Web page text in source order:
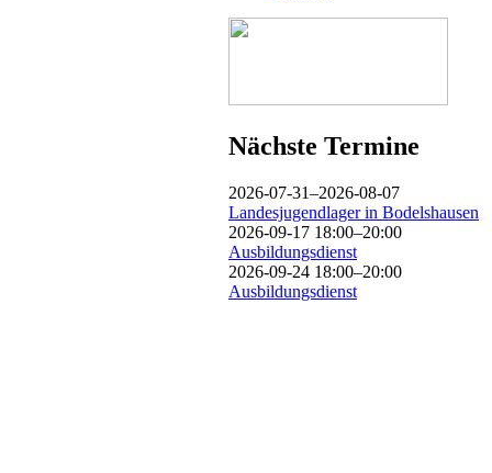
Nächste Termine
2026-07-31–2026-08-07
Landesjugendlager in Bodelshausen
2026-09-17 18:00–20:00
Ausbildungsdienst
2026-09-24 18:00–20:00
Ausbildungsdienst